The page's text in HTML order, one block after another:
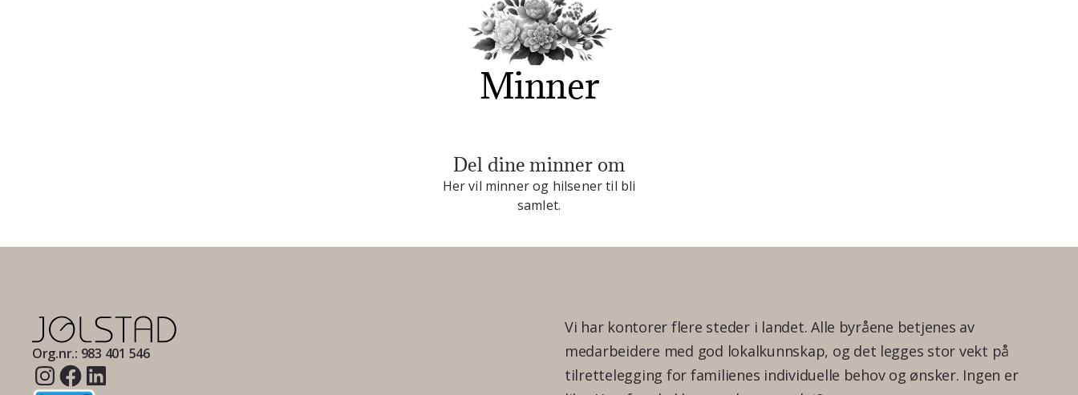
Minner
Del dine minner om
Her vil minner og hilsener til bli
samlet.
Org.nr.: 983 401 546
Vi har kontorer flere steder i landet. Alle byråene betjenes av
medarbeidere med god lokalkunnskap, og det legges stor vekt på
tilrettelegging for familienes individuelle behov og ønsker. Ingen er